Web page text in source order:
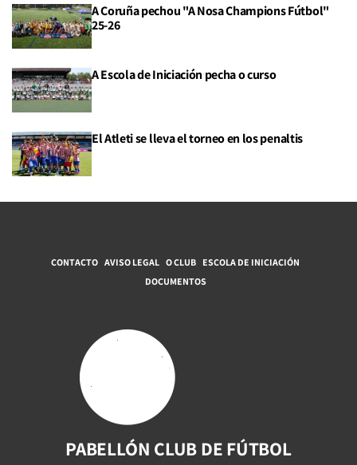
A Coruña pechou "A Nosa Champions Fútbol"
25-26
A Escola de Iniciación pecha o curso
El Atleti se lleva el torneo en los penaltis
CONTACTO AVISO LEGAL O CLUB ESCOLA DE INICIACIÓN
DOCUMENTOS
PABELLÓN CLUB DE FÚTBOL